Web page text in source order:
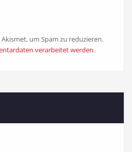
um Spam zu reduzieren.
verarbeitet werden.